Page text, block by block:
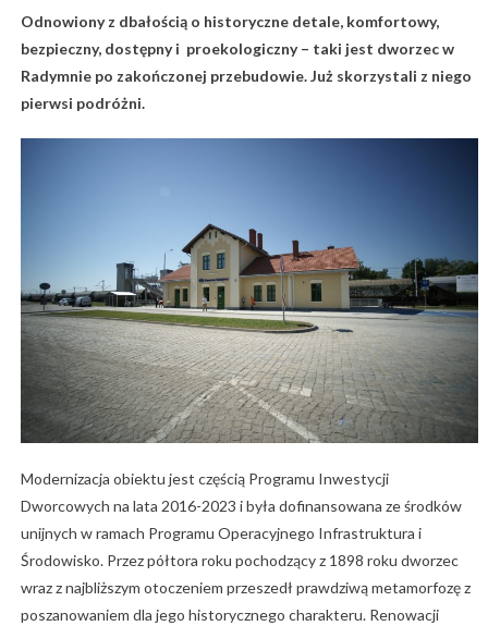
Odnowiony z dbałością o historyczne detale, komfortowy,
bezpieczny, dostępny i proekologiczny – taki jest dworzec w
Radymnie po zakończonej przebudowie. Już skorzystali z niego
pierwsi podróżni.
Modernizacja obiektu jest częścią Programu Inwestycji
Dworcowych na lata 2016-2023 i była dofinansowana ze środków
unijnych w ramach Programu Operacyjnego Infrastruktura i
Środowisko. Przez półtora roku pochodzący z 1898 roku dworzec
wraz z najbliższym otoczeniem przeszedł prawdziwą metamorfozę z
poszanowaniem dla jego historycznego charakteru. Renowacji